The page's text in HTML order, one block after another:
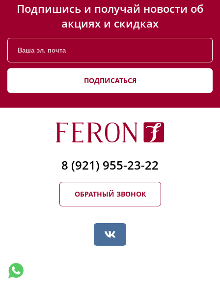
Подпишись и получай новости об
акциях и скидках
ПОДПИСАТЬСЯ
8 (921) 955-23-22
ОБРАТНЫЙ ЗВОНОК